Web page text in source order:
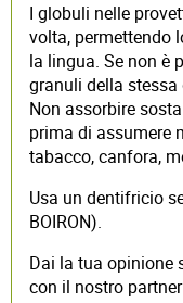
I globuli nelle
volta, permettendo
la lingua. Se non è
granuli della stessa
Non assorbire
prima di assumere
tabacco, canfora,
Usa un dentifricio
BOIRON).
Dai la tua opinione
con il nostro